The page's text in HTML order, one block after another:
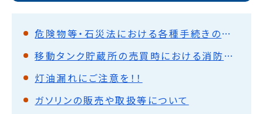
危険物等・石災法における各種手続きの電子申請
移動タンク貯蔵所の売買時における消防法上必要な手続について
灯油漏れにご注意を！！
ガソリンの販売や取扱等について